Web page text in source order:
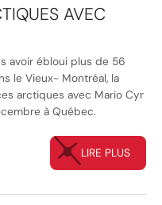
AVEC
avoir ébloui plus de 56
le Vieux- Montréal, la
arctiques avec Mario Cyr
à Québec.
LIRE PLUS